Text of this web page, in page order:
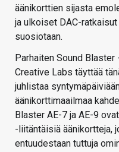
äänikorttien sijasta
ja ulkoiset DAC-
suosiotaan.
Parhaiten Sound
Creative Labs täyttää
juhlistaa
äänikorttimaailmaa
Blaster AE-7 ja AE-9
-liitäntäisiä äänikortteja,
entuudestaan tuttuja